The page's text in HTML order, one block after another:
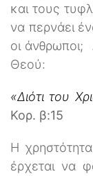
και τους
να περνάει
οι άνθρωποι;
Θεού:
«Διότι του
Κορ. β:15
Η
έρχεται να